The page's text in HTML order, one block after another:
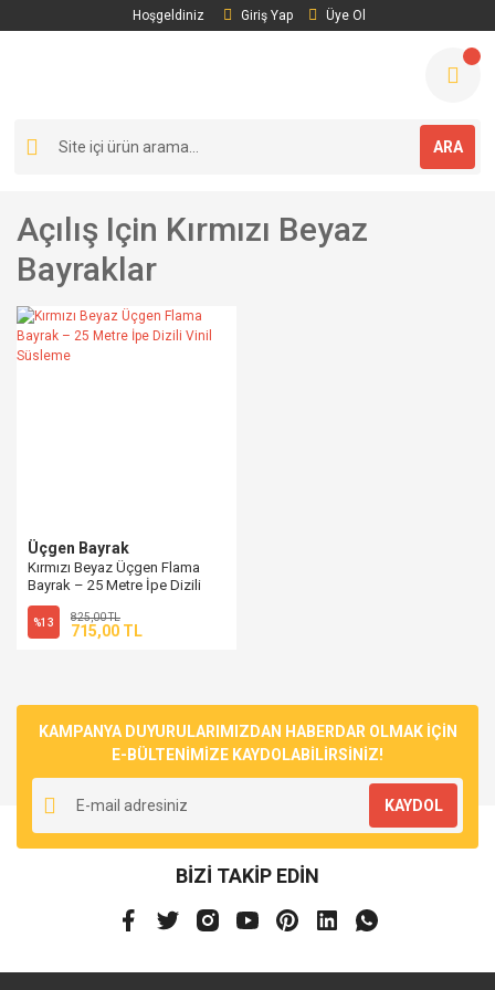
Hoşgeldiniz Giriş Yap Üye Ol
ARA
Açılış Için Kırmızı Beyaz
Bayraklar
Üçgen Bayrak
Kırmızı Beyaz Üçgen Flama
Bayrak – 25 Metre İpe Dizili
Vinil Süsleme
%13 825,00 TL
715,00 TL
KAMPANYA DUYURULARIMIZDAN HABERDAR OLMAK İÇİN
E-BÜLTENİMİZE KAYDOLABİLİRSİNİZ!
KAYDOL
BİZİ TAKİP EDİN